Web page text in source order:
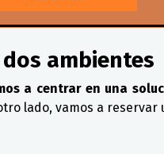
ambientes
a centrar en una
lado, vamos a reservar